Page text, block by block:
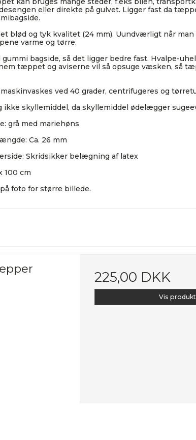
eller direkte på gulvet. Ligger fast da
blød og tyk kvalitet (24 mm). Uundværligt når
varme og tørre.
gummi bagside, så det ligger bedre fast. Hvalpe-
tæppet og aviserne vil så opsuge væsken, så
maskinvaskes ved 40 grader, centrifugeres og
ikke skyllemiddel, da skyllemiddel ødelægger
grå med mariehøns
Ca. 26 mm
Skridsikker belægning af latex
100 cm
foto for større billede.
225,00 DKK
Vis produkt